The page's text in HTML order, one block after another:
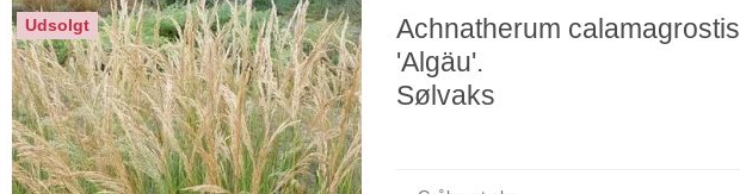
Udsolgt
Achnatherum calamagrostis
'Algäu'.
Sølvaks